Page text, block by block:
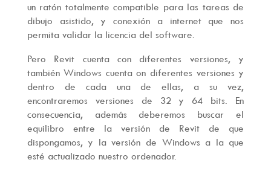
un ratón totalmente compatible para las tareas de
dibujo asistido, y conexión a internet que nos
permita validar la licencia del software.
Pero Revit cuenta con diferentes versiones, y
también Windows cuenta on diferentes versiones y
dentro de cada una de ellas, a su vez,
encontraremos versiones de 32 y 64 bits. En
consecuencia, además deberemos buscar el
equilibro entre la versión de Revit de que
dispongamos, y la versión de Windows a la que
esté actualizado nuestro ordenador.